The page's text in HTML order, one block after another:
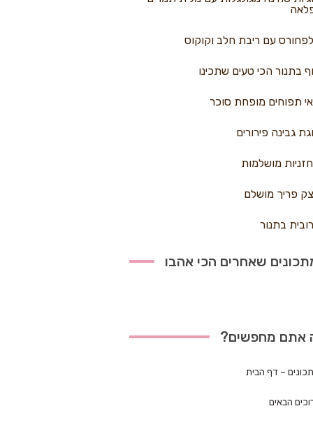
עם ריבת חלב וקוקוס
בתנור הכי טעים שתכינו
תפוחים מופחת סוכר
גבינה פירורים
מושלמות
פריך מושלם
בתנור
שאחרים הכי אהבו
אתם מחפשים?
– דף הבית
הבאים